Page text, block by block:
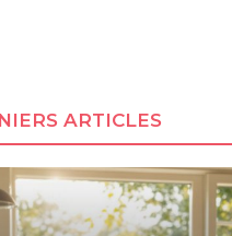
ARTICLES